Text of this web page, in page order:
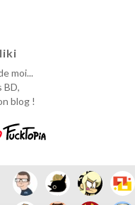
moi...
BD,
blog !